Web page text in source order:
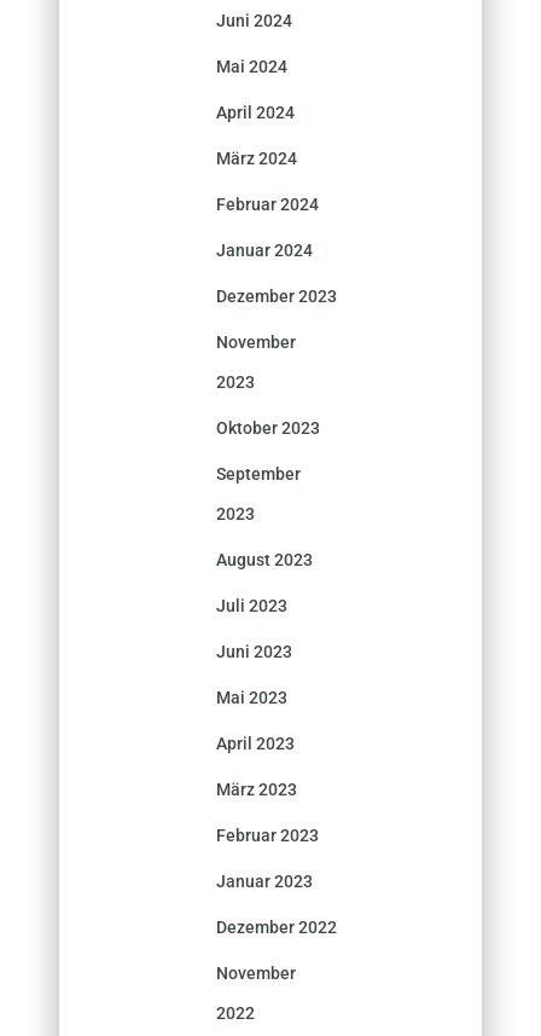
Juni 2024
Mai 2024
April 2024
März 2024
Februar 2024
Januar 2024
Dezember 2023
November
2023
Oktober 2023
September
2023
August 2023
Juli 2023
Juni 2023
Mai 2023
April 2023
März 2023
Februar 2023
Januar 2023
Dezember 2022
November
2022